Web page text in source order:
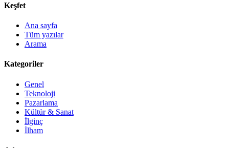
Keşfet
Ana sayfa
Tüm yazılar
Arama
Kategoriler
Genel
Teknoloji
Pazarlama
Kültür & Sanat
İlginç
İlham